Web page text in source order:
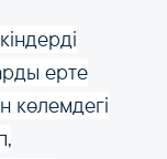
ерте
көлемдегі